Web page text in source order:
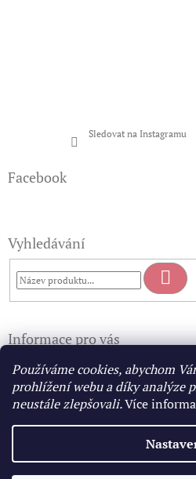
Používáme cookies, abychom
prohlížení webu a díky analýze
neustále zlepšovali.Více
Sledovat na Instagramu
Facebook
Vyhledávání
Hledat
Informace pro vás
Doprava a platba
Obchodní podmínky
Podmínky ochrany osobních údajů